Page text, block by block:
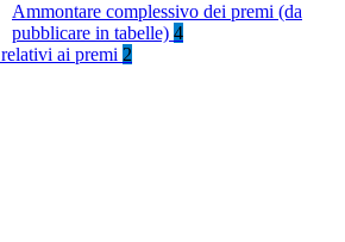
Ammontare complessivo dei premi (da
pubblicare in tabelle) 4
ai premi 2